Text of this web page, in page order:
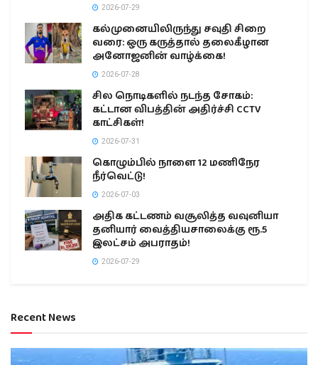
2026-07-29
கல்முனையிலிருந்து சவுதி சிறை
வரை: ஒரு கருத்தால் தலைகீழான
அனோஜனின் வாழ்க்கை!
2026-07-28
சில நொடிகளில் நடந்த சோகம்:
கட்டான விபத்தின் அதிர்ச்சி CCTV
காட்சிகள்!
2026-07-31
கொழும்பில் நாளை 12 மணிநேர
நீர்வெட்டு!
2026-07-03
அதிக கட்டணம் வசூலித்த வவுனியா
தனியார் வைத்தியசாலைக்கு ரூ.5
இலட்சம் அபராதம்!
2026-07-29
Recent News